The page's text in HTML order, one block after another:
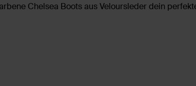
Chelsea Boots aus Veloursleder dein